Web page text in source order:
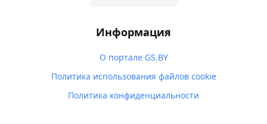
Информация
О портале GS.BY
Политика использования файлов cookie
Политика конфиденциальности